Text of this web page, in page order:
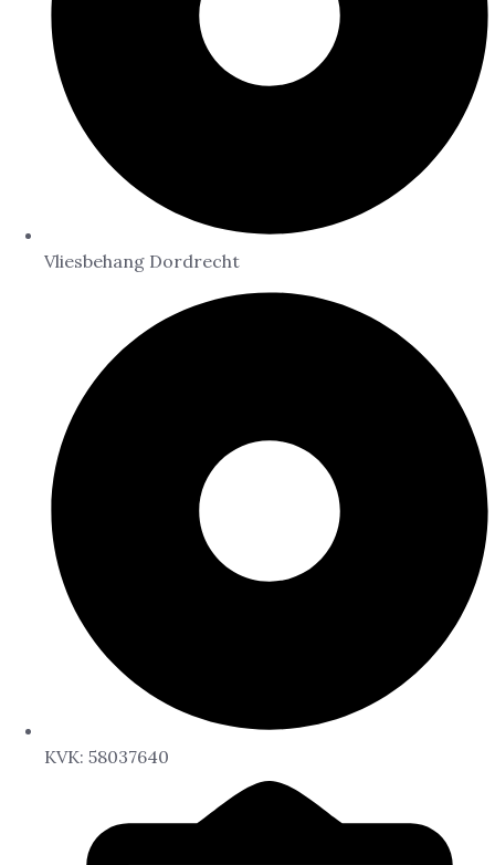
Vliesbehang Dordrecht
KVK: 58037640